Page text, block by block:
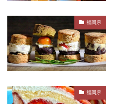
福岡県
福岡県